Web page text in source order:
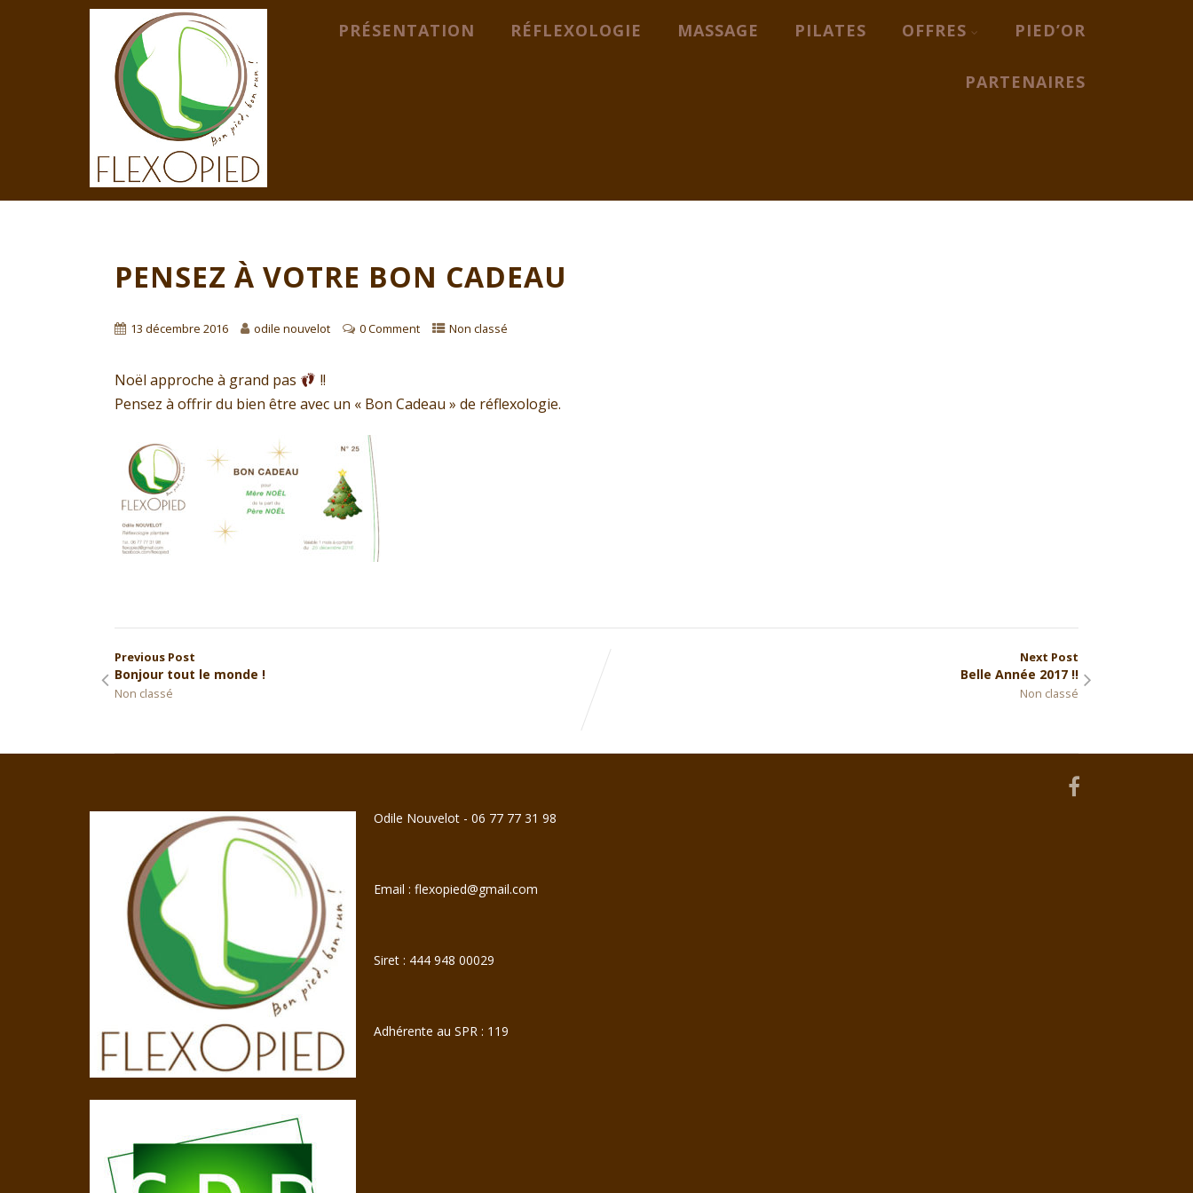
PRÉSENTATION RÉFLEXOLOGIE MASSAGE PILATES OFFRES PIED’OR
PARTENAIRES
PENSEZ À VOTRE BON CADEAU
13 décembre 2016 odile nouvelot 0 Comment Non classé
Noël approche à grand pas
!!
Pensez à offrir du bien être avec un « Bon Cadeau » de réflexologie.
Previous Post
Bonjour tout le monde !
Non classé
Next Post
Belle Année 2017 !!
Non classé
Odile Nouvelot - 06 77 77 31 98
Email : flexopied@gmail.com
Siret : 444 948 00029
Adhérente au SPR : 119